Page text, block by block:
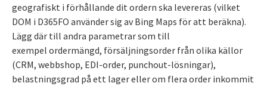
geografiskt i förhållande dit ordern ska levereras (vilket
DOM i D365FO använder sig av Bing Maps för att beräkna).
Lägg där till andra parametrar som till
exempel ordermängd, försäljningsorder från olika källor
(CRM, webbshop, EDI-order, punchout-lösningar),
belastningsgrad på ett lager eller om flera order inkommit